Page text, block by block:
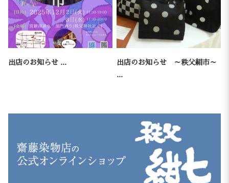
出店のお知らせ ...
出店のお知らせ ～秩父絹市～
...